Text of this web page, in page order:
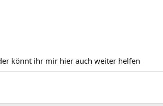
könnt ihr mir hier auch weiter helfen